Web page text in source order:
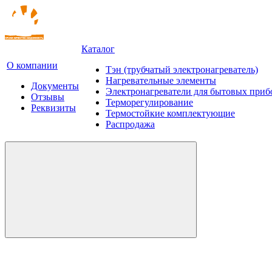
О компании
Документы
Отзывы
Реквизиты
Каталог
Тэн (трубчатый электронагреватель)
Нагревательные элементы
Электронагреватели для бытовых
Терморегулирование
Термостойкие комплектующие
Распродажа